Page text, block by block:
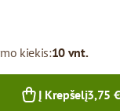
kiekis:10 vnt.
Į Krepšelį3,75 €